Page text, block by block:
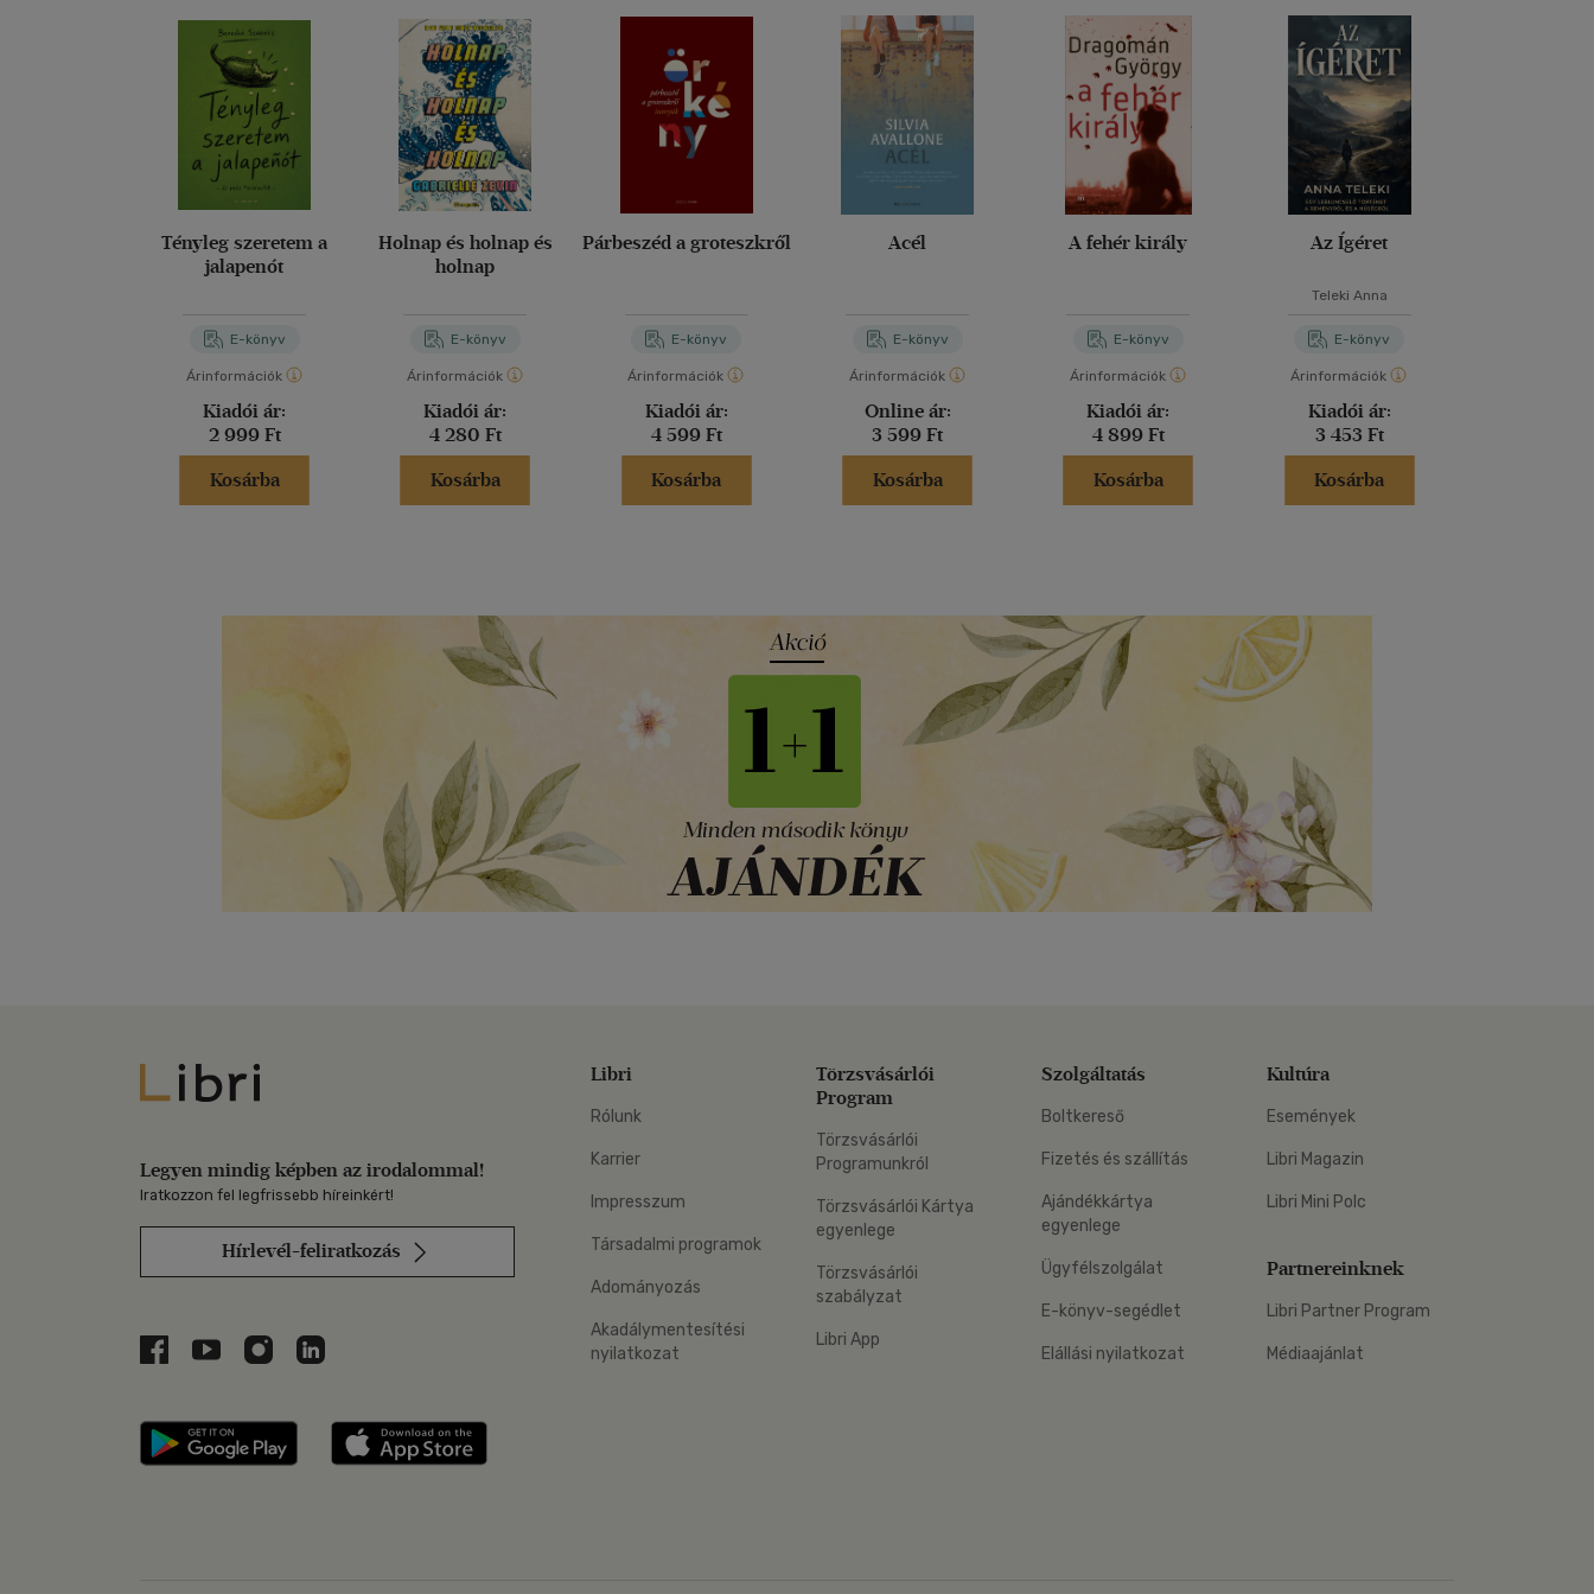
Tényleg szeretem a
jalapenót
E-könyv
Árinformációk
Kiadói ár:
2 999 Ft
Kosárba
Holnap és holnap és
holnap
E-könyv
Árinformációk
Kiadói ár:
4 280 Ft
Kosárba
Párbeszéd a groteszkről
E-könyv
Árinformációk
Kiadói ár:
4 599 Ft
Kosárba
Acél
E-könyv
Árinformációk
Online ár:
3 599 Ft
Kosárba
A fehér király
E-könyv
Árinformációk
Kiadói ár:
4 899 Ft
Kosárba
Az Ígéret
Teleki Anna
E-könyv
Árinformációk
Kiadói ár:
3 453 Ft
Kosárba
Libri
Legyen mindig képben az irodalommal!
Iratkozzon fel legfrissebb híreinkért!
Hírlevél-feliratkozás
Libri a Facebookon
Libri a Youtube-on
Libri az Instagramon
Libri a LinkedInen
Libri applikáció Szerezd meg: Google Play
Libri
Rólunk
Karrier
Impresszum
Társadalmi programok
Adományozás
Akadálymentesítési
nyilatkozat
Törzsvásárlói
Program
Törzsvásárlói
Programunkról
Törzsvásárlói Kártya
egyenlege
Törzsvásárlói
szabályzat
Libri App
Szolgáltatás
Boltkereső
Fizetés és szállítás
Ajándékkártya
egyenlege
Ügyfélszolgálat
E-könyv-segédlet
Elállási nyilatkozat
Kultúra
Események
Libri Magazin
Libri Mini Polc
Partnereinknek
Libri Partner Program
Médiaajánlat